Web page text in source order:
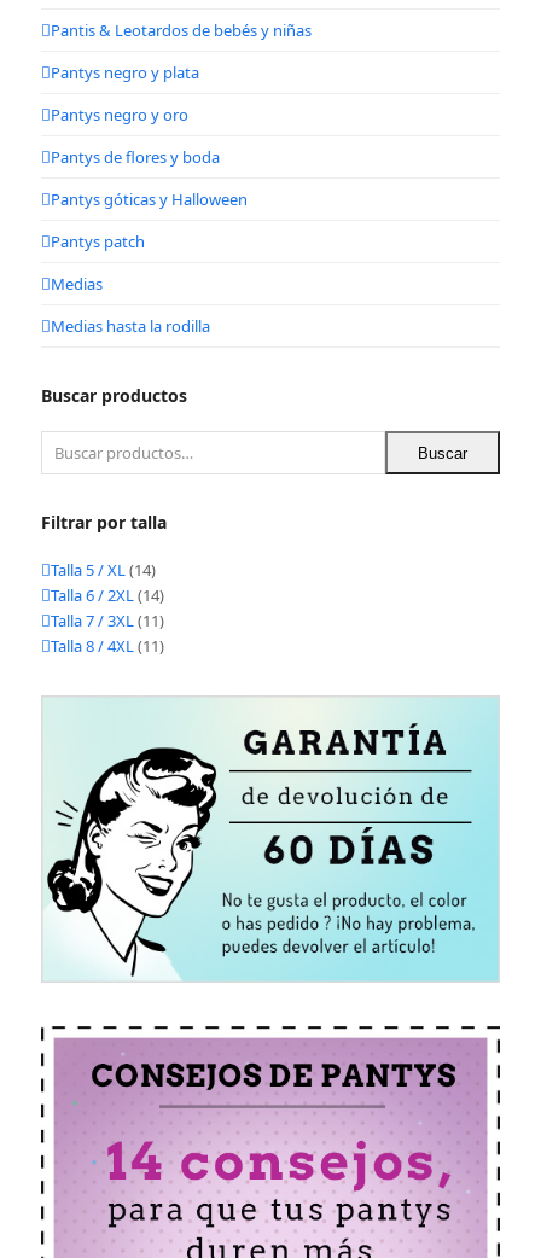
Pantis & Leotardos de bebés y niñas
Pantys negro y plata
Pantys negro y oro
Pantys de flores y boda
Pantys góticas y Halloween
Pantys patch
Medias
Medias hasta la rodilla
Buscar productos
Buscar
Filtrar por talla
Talla 5 / XL(14)
Talla 6 / 2XL(14)
Talla 7 / 3XL(11)
Talla 8 / 4XL(11)